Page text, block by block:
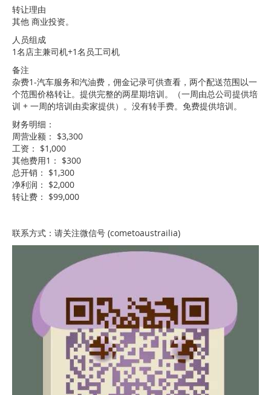
转让理由
其他 商业投资。
人员组成
1名店主兼司机+1名员工司机
备注
杂费1-汽车服务和汽油费，佣金记录可供查看，两个配送范围以一
个范围价格转让。提供完整的两星期培训。（一周由总公司提供培
训 + 一周的培训由卖家提供）。没有转手费。免费提供培训。
财务明细：
周营业额： $3,300
工资： $1,000
其他费用1： $300
总开销： $1,300
净利润： $2,000
转让费： $99,000
联系方式：请关注微信号 (cometoaustrailia)